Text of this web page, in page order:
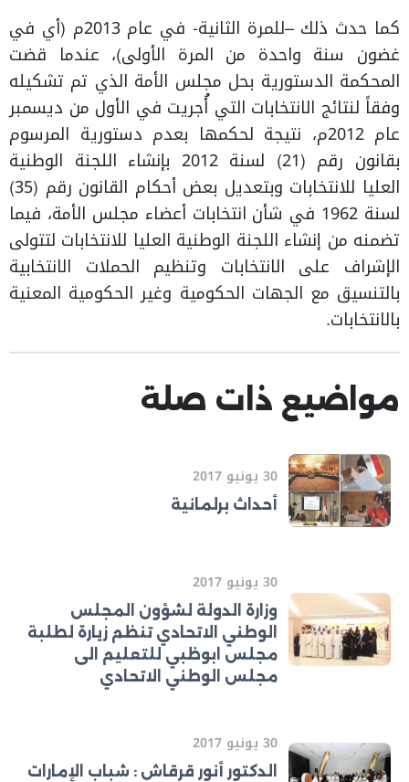
كما حدث ذلك –للمرة الثانية- في عام 2013م (أي في
غضون سنة واحدة من المرة الأولى)، عندما قضت
المحكمة الدستورية بحل مجلس الأمة الذي تم تشكيله
وفقاً لنتائج الانتخابات التي أُجريت في الأول من ديسمبر
عام 2012م، نتيجة لحكمها بعدم دستورية المرسوم
بقانون رقم (21) لسنة 2012 بإنشاء اللجنة الوطنية
العليا للانتخابات وبتعديل بعض أحكام القانون رقم (35)
لسنة 1962 في شأن انتخابات أعضاء مجلس الأمة، فيما
تضمنه من إنشاء اللجنة الوطنية العليا للانتخابات لتتولى
الإشراف على الانتخابات وتنظيم الحملات الانتخابية
بالتنسيق مع الجهات الحكومية وغير الحكومية المعنية
بالانتخابات.​​
مواضيع ذات صلة
30 يونيو 2017
أحداث برلمانية
30 يونيو 2017
وزارة الدولة لشؤون المجلس
الوطني الاتحادي تنظم زيارة لطلبة
مجلس ابوظبي للتعليم الى
مجلس الوطني الاتحادي
30 يونيو 2017
الدكتور أنور قرقاش : شباب الإمارات